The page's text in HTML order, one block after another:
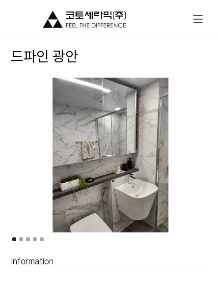
드파인 광안
Information